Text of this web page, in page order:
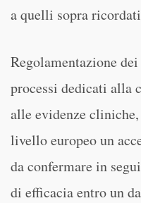
a quelli sopra
Regolamentazione
processi dedicati alla
alle evidenze
livello europeo un
da confermare in
di efficacia entro un